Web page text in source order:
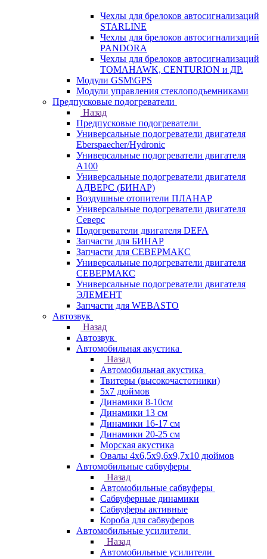
Чехлы для брелоков автосигнализаций
STARLINE
Чехлы для брелоков автосигнализаций
PANDORA
Чехлы для брелоков автосигнализаций
TOMAHAWK, CENTURION и ДР.
Модули GSM\GPS
Модули управления стеклоподъемниками
Предпусковые подогреватели
Назад
Предпусковые подогреватели
Универсальные подогреватели двигателя
Eberspaecher/Hydronic
Универсальные подогреватели двигателя
A100
Универсальные подогреватели двигателя
АДВЕРС (БИНАР)
Воздушные отопители ПЛАНАР
Универсальные подогреватели двигателя
Северс
Подогреватели двигателя DEFA
Запчасти для БИНАР
Запчасти для СЕВЕРМАКС
Универсальные подогреватели двигателя
СЕВЕРМАКС
Универсальные подогреватели двигателя
ЭЛЕМЕНТ
Запчасти для WEBASTO
Автозвук
Назад
Автозвук
Автомобильная акустика
Назад
Автомобильная акустика
Твитеры (высокочастотники)
5x7 дюймов
Динамики 8-10см
Динамики 13 см
Динамики 16-17 см
Динамики 20-25 см
Морская акустика
Овалы 4х6,5х9,6x9,7х10 дюймов
Автомобильные сабвуферы
Назад
Автомобильные сабвуферы
Сабвуферные динамики
Сабвуферы активные
Короба для сабвуферов
Автомобильные усилители
Назад
Автомобильные усилители